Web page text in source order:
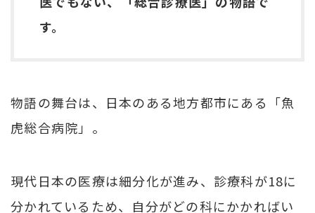
す。
物語の舞台は、日本のある地方都市にある「魚
虎総合病院」。
現代日本の医療は細分化が進み、診療科が18に
分かれているため、自分がどの科にかかればい